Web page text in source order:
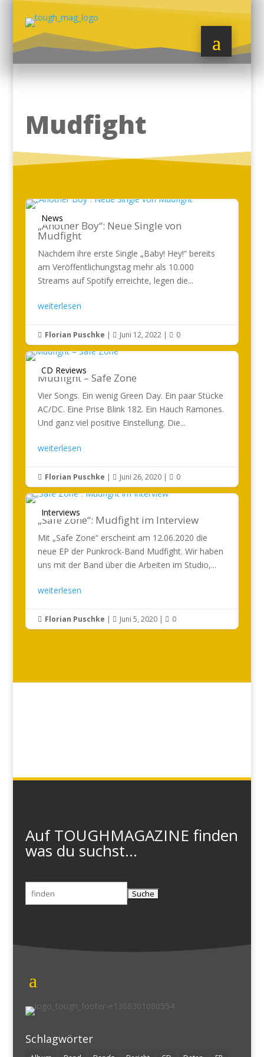
Mudfight
News
„Another Boy“: Neue Single von
Mudfight
Nachdem ihre erste Single „Baby! Hey!“ bereits
am Veröffentlichungstag mehr als 10.000
Streams auf Spotify erreichte, legen die...
weiterlesen
 Florian Puschke |  Juni 12, 2022|  0
CD Reviews
Mudfight – Safe Zone
Vier Songs. Ein wenig Green Day. Ein paar Stücke
AC/DC. Eine Prise Blink 182. Ein Hauch Ramones.
Und ganz viel positive Einstellung. Die...
weiterlesen
 Florian Puschke |  Juni 26, 2020|  0
Interviews
„Safe Zone“: Mudfight im Interview
Mit „Safe Zone“ erscheint am 12.06.2020 die
neue EP der Punkrock-Band Mudfight. Wir haben
uns mit der Band über die Arbeiten im Studio,...
weiterlesen
 Florian Puschke |  Juni 5, 2020|  0
Auf TOUGHMAGAZINE finden
was du suchst...
Suchen
nach:
Schlagwörter